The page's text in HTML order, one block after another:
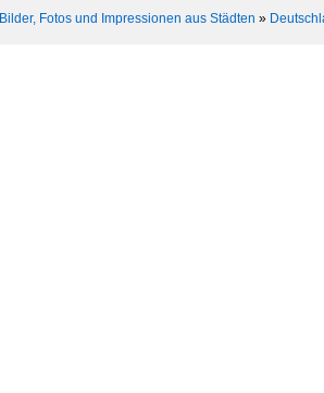
Bilder, Fotos und Impressionen aus Städten »